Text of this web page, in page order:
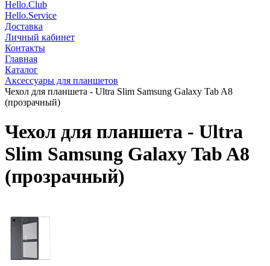
Hello.Club
Hello.Service
Доставка
Личный кабинет
Контакты
Главная
Каталог
Аксессуары для планшетов
Чехол для планшета - Ultra Slim Samsung Galaxy Tab A8
(прозрачный)
Чехол для планшета - Ultra
Slim Samsung Galaxy Tab A8
(прозрачный)